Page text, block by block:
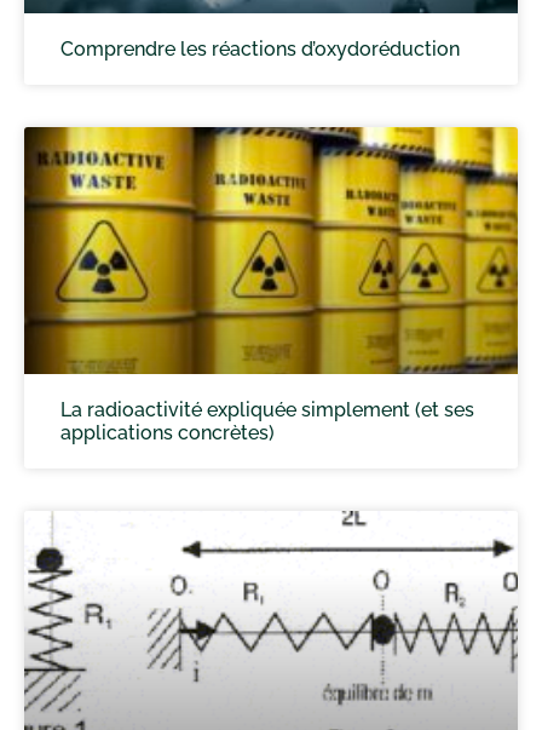
Comprendre les réactions d’oxydoréduction
La radioactivité expliquée simplement (et ses
applications concrètes)